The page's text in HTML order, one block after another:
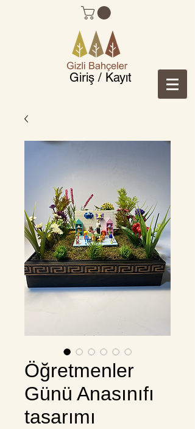
Giriş / Kayıt
Öğretmenler
Günü Anasınıfı
tasarımı